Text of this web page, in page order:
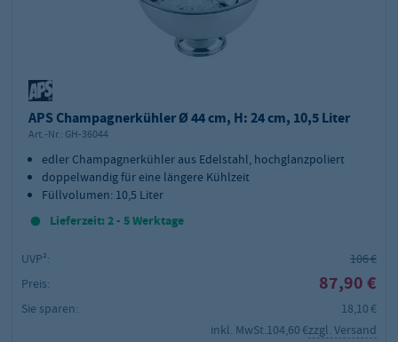
APS Champagnerkühler Ø 44 cm, H: 24 cm, 10,5 Liter
Art.-Nr.: GH-36044
edler Champagnerkühler aus Edelstahl, hochglanzpoliert
doppelwandig für eine längere Kühlzeit
Füllvolumen: 10,5 Liter
Lieferzeit: 2 - 5 Werktage
UVP²:
106 €
Preis:
87,90 €
Sie sparen:
18,10 €
inkl. MwSt.104,60 €zzgl. Versand